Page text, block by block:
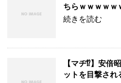
ちらｗｗｗｗｗ
続きを読む
【マヂ⁉】安倍
ットを目撃さ